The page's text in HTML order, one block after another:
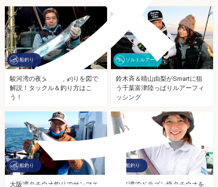
船釣り
駿河湾の夜タチウオ釣りを図で
解説！タックル＆釣り方はこ
う！
ソルトルアー
鈴木斉＆晴山由梨がSmartに狙
う千葉富津陸っぱりルアーフィ
ッシング
船釣り
大阪湾タチウオ釣りでサンマエ
船釣り
東京湾でドラゴン級タチウオを